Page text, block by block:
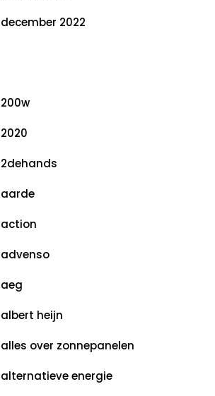
december 2022
200w
2020
2dehands
aarde
action
advenso
aeg
albert heijn
alles over zonnepanelen
alternatieve energie